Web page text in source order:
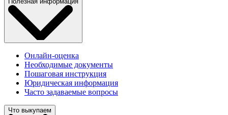
Онлайн-оценка
Необходимые документы
Пошаговая инструкция
Юридическая информация
Часто задаваемые вопросы
Что выкупаем